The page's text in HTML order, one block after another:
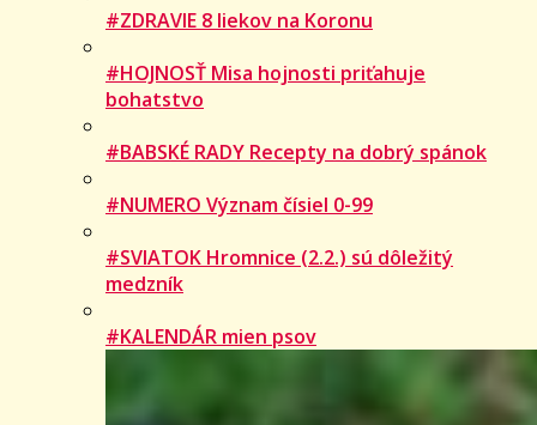
#ZDRAVIE 8 liekov na Koronu
#HOJNOSŤ Misa hojnosti priťahuje
bohatstvo
#BABSKÉ RADY Recepty na dobrý spánok
#NUMERO Význam čísiel 0-99
#SVIATOK Hromnice (2.2.) sú dôležitý
medzník
#KALENDÁR mien psov